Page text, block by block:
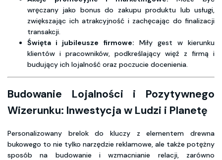
wręczany jako bonus do zakupu produktu lub usługi,
zwiększając ich atrakcyjność i zachęcając do finalizacji
transakcji.
Święta i jubileusze firmowe: Miły gest w kierunku
klientów i pracowników, podkreślający więź z firmą i
budujący ich lojalność oraz poczucie docenienia.
Budowanie Lojalności i Pozytywnego
Wizerunku: Inwestycja w Ludzi i Planetę
Personalizowany brelok do kluczy z elementem drewna
bukowego to nie tylko narzędzie reklamowe, ale także potężny
sposób na budowanie i wzmacnianie relacji, zarówno